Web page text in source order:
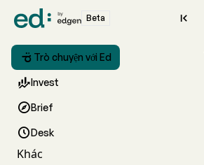
Beta 
 Trò chuyện với Ed
Invest
Brief
Desk
Khác